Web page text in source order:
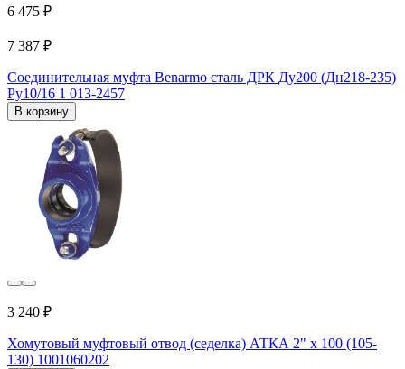
6 475 ₽
7 387 ₽
Соединительная муфта Benarmo сталь ДРК Ду200 (Дн218-235)
Ру10/16 1 013-2457
В корзину
3 240 ₽
Хомутовый муфтовый отвод (седелка) АТКА 2" х 100 (105-
130) 1001060202